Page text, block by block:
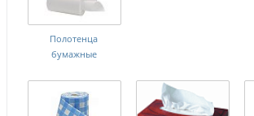
Полотенца
бумажные